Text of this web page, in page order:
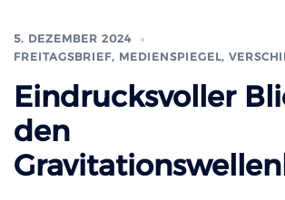
5. DEZEMBER 2024
FREITAGSBRIEF, MEDIENSPIEGEL,
Eindrucksvoller
den